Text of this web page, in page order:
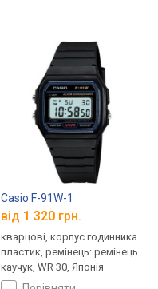
Casio F-91W-1
від 1 320 грн.
кварцові, корпус годинника
пластик, ремінець: ремінець
каучук, WR 30, Японія